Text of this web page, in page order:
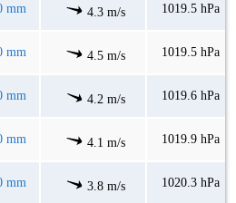
mm 4.3 m/s 1019.5 hPa
mm 4.5 m/s 1019.5 hPa
mm 4.2 m/s 1019.6 hPa
mm 4.1 m/s 1019.9 hPa
mm 3.8 m/s 1020.3 hPa